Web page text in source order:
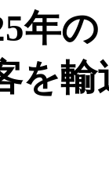
年
を